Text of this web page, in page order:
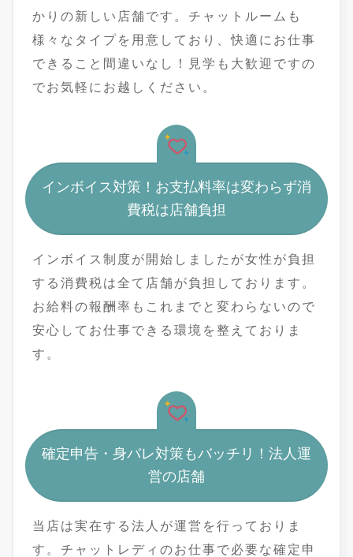
かりの新しい店舗です。チャットルームも
様々なタイプを用意しており、快適にお仕事
できること間違いなし！見学も大歓迎ですの
でお気軽にお越しください。
インボイス対策！お支払料率は変わらず消
費税は店舗負担
インボイス制度が開始しましたが女性が負担
する消費税は全て店舗が負担しております。
お給料の報酬率もこれまでと変わらないので
安心してお仕事できる環境を整えておりま
す。
確定申告・身バレ対策もバッチリ！法人運
営の店舗
当店は実在する法人が運営を行っておりま
す。チャットレディのお仕事で必要な確定申